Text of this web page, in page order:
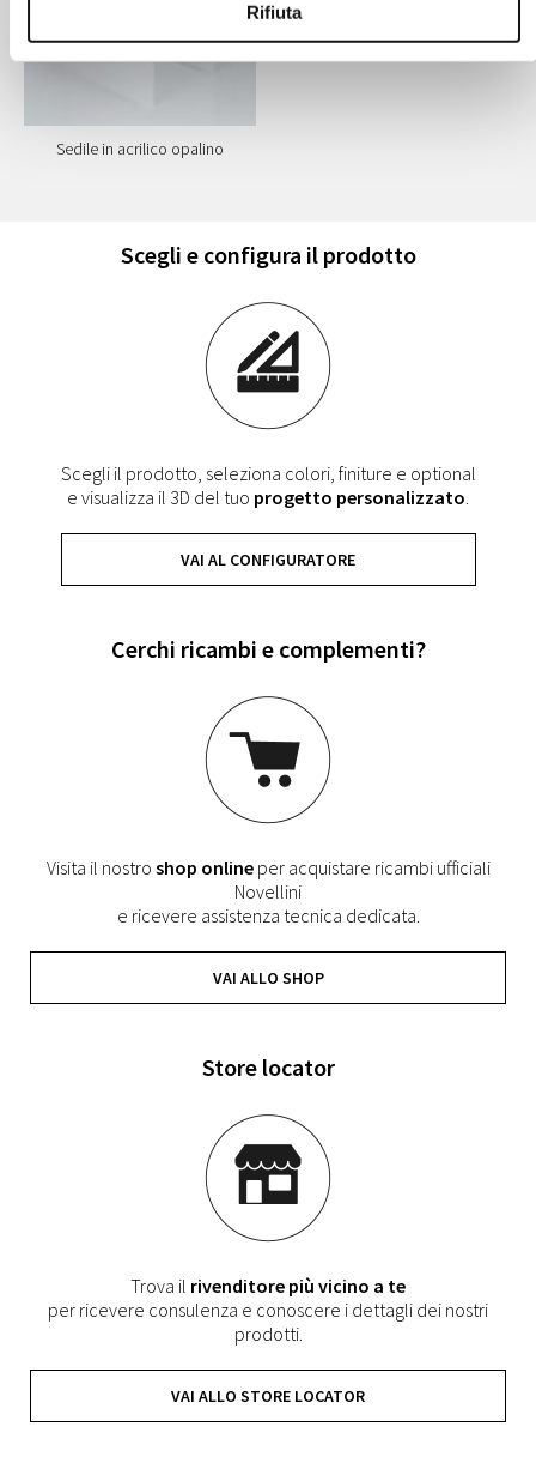
Rifiuta
Sedile in acrilico opalino
Scegli e configura il prodotto
Scegli il prodotto, seleziona colori, finiture e optional
e visualizza il 3D del tuo progetto personalizzato
VAI AL CONFIGURATORE
Cerchi ricambi e complementi?
Visita il nostro shop onlineper acquistare ricambi ufficiali
Novellini
e ricevere assistenza tecnica dedicata.
VAI ALLO SHOP
Store locator
Trova il rivenditore più vicino a te
per ricevere consulenza e conoscere i dettagli dei nostri
prodotti.
VAI ALLO STORE LOCATOR